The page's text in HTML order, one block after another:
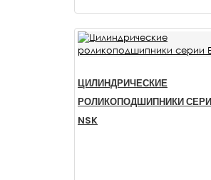
ЦИЛИНДРИЧЕСКИЕ
РОЛИКОПОДШИПНИКИ
NSK